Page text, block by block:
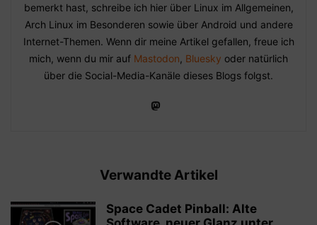
bemerkt hast, schreibe ich hier über Linux im Allgemeinen,
Arch Linux im Besonderen sowie über Android und andere
Internet-Themen. Wenn dir meine Artikel gefallen, freue ich
mich, wenn du mir auf Mastodon Bluesky oder natürlich
über die Social-Media-Kanäle dieses Blogs folgst.
Verwandte Artikel
Space Cadet Pinball: Alte